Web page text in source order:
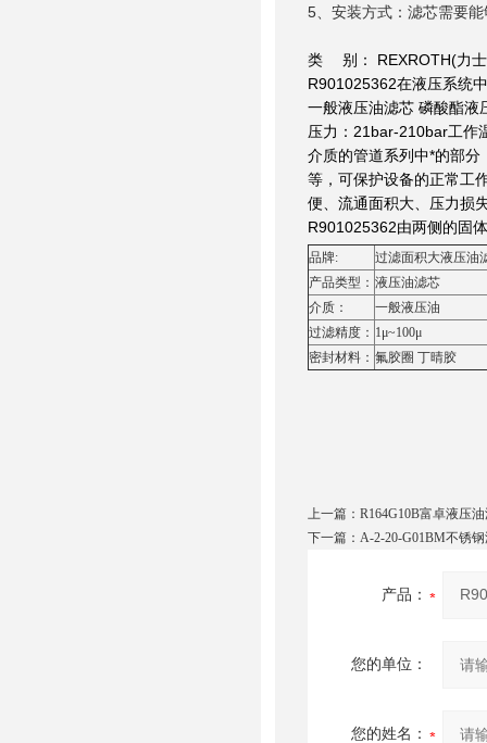
5、安装方式：滤芯需要
类 别： REXROTH(力士
R901025362在液压系统
一般液压油滤芯 磷酸酯液
压力：21bar-210bar工作
介质的管道系列中*的部
等，可保护设备的正常工
便、流通面积大、压力损
R901025362由两侧的固
品牌:
过滤面积大液压油
产品类型： 液压油滤芯
介质：
一般液压油
过滤精度： 1μ~100μ
密封材料： 氟胶圈 丁晴胶
上一篇： R164G10B富卓液压
下一篇： A-2-20-G01BM不锈
产品：
您的单位：
您的姓名：